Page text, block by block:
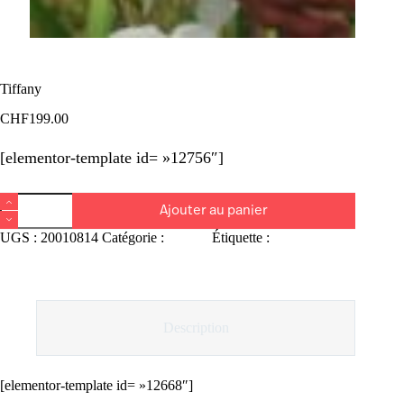
Tiffany
CHF199.00
[elementor-template id= »12756″]
quantité
de
Tiffany
Ajouter au panier
UGS : 20010814 Catégorie : Étiquette :
[elementor-template id= »12668″]